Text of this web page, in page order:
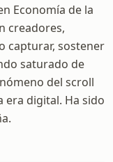
Economía de la
creadores,
capturar, sostener
saturado de
del scroll
era digital. Ha sido